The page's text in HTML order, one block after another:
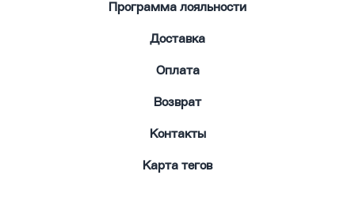
Программа лояльности
Доставка
Оплата
Возврат
Контакты
Карта тегов